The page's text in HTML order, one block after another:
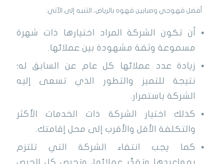
أفضل قهوجي وصبابين قهوه بالرياض، التنبه إلى الآتي:
أن تكون الشركة المراد اختيارها ذات شهرة
مسموعة وثقة مشهودة بين عملائها.
زيادة عدد عملائها كل عام عن السابق له؛
نتيجة للتميز والتطور الذي تسعى إليه
الشركة باستمرار.
كذلك اختيار الشركة ذات الخدمات الأكثر
والتكلفة الأقل والأقرب إلى محل إقامتك.
كما يجب انتقاء الشركة التي تلتزم